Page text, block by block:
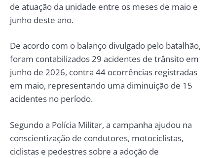
de atuação da unidade entre os meses de maio e
junho deste ano.
De acordo com o balanço divulgado pelo batalhão,
foram contabilizados 29 acidentes de trânsito em
junho de 2026, contra 44 ocorrências registradas
em maio, representando uma diminuição de 15
acidentes no período.
Segundo a Polícia Militar, a campanha ajudou na
conscientização de condutores, motociclistas,
ciclistas e pedestres sobre a adoção de